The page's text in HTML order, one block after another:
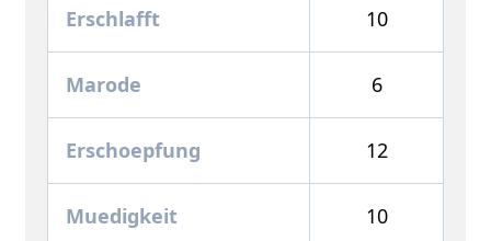
Erschlafft 10
Marode 6
Erschoepfung 12
Muedigkeit 10